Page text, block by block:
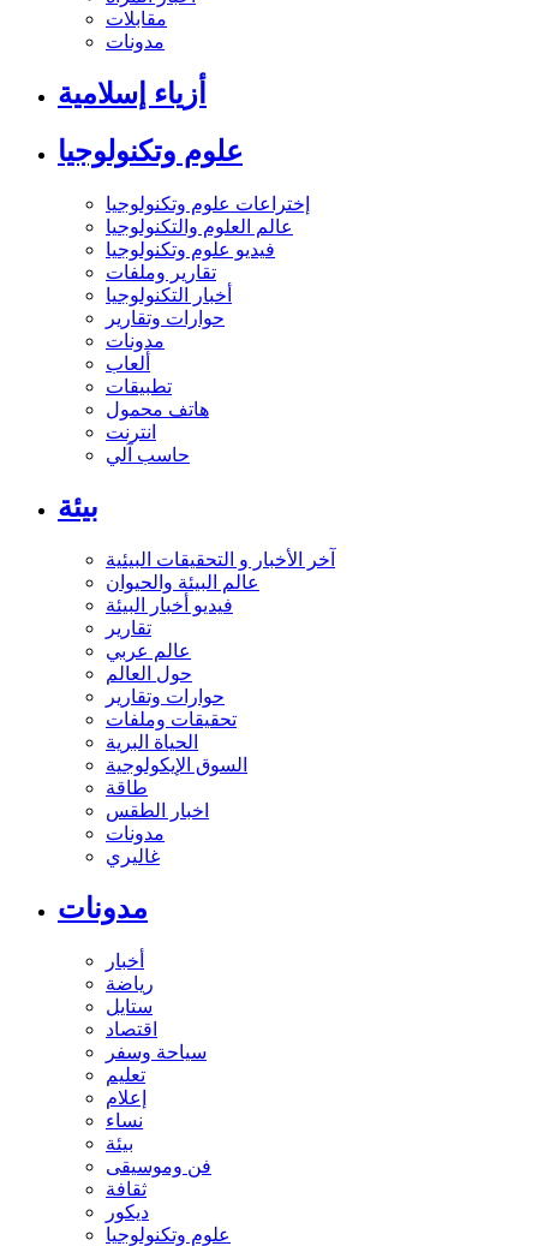
مقابلات
مدونات
أزياء إسلامية
علوم وتكنولوجيا
إختراعات علوم وتكنولوجيا
عالم العلوم والتكنولوجيا
فيديو علوم وتكنولوجيا
تقارير وملفات
أخبار التكنولوجيا
حوارات وتقارير
مدونات
ألعاب
تطبيقات
هاتف محمول
انترنت
حاسب آلي
بيئة
آخر الأخبار و التحقيقات البيئية
عالم البيئة والحيوان
فيديو أخبار البيئة
تقارير
عالم عربي
حول العالم
حوارات وتقارير
تحقيقات وملفات
الحياة البرية
السوق الإيكولوجية
طاقة
اخبار الطقس
مدونات
غاليري
مدونات
أخبار
رياضة
ستايل
اقتصاد
سياحة وسفر
تعليم
إعلام
نساء
بيئة
فن وموسيقى
ثقافة
ديكور
علوم وتكنولوجيا